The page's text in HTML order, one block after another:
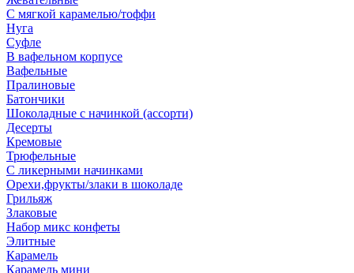
С мягкой карамелью/тоффи
Нуга
Суфле
В вафельном корпусе
Вафельные
Пралиновые
Батончики
Шоколадные с начинкой (ассорти)
Десерты
Кремовые
Трюфельные
С ликерными начинками
Орехи,фрукты/злаки в шоколаде
Грильяж
Злаковые
Набор микс конфеты
Элитные
Карамель
Карамель мини